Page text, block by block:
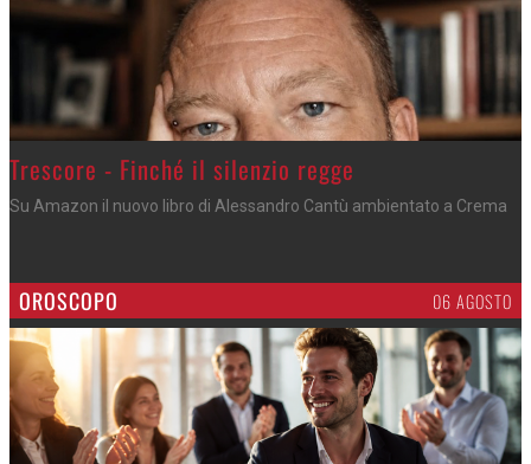
Trescore - Finché il silenzio regge
Su Amazon il nuovo libro di Alessandro Cantù ambientato a Crema
OROSCOPO 06 AGOSTO